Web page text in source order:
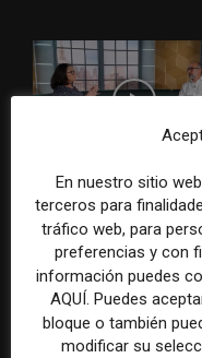
Usar la IA solo para
más rápido no
el periodismo
En nuestro sitio
terceros para
tráfico web, para
preferencias y con
información puedes
AQUÍ. Puedes
bloque o también
modificar su